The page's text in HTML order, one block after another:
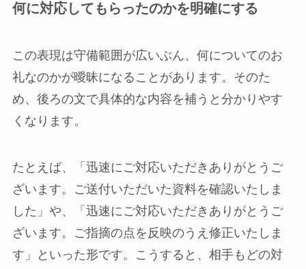
何に対応してもらったのかを明確にする
この表現は守備範囲が広いぶん、何についてのお
礼なのかが曖昧になることがあります。そのた
め、後ろの文で具体的な内容を補うと分かりやす
くなります。
たとえば、「迅速にご対応いただきありがとうご
ざいます。ご送付いただいた資料を確認いたしま
した」や、「迅速にご対応いただきありがとうご
ざいます。ご指摘の点を反映のうえ修正いたしま
す」といった形です。こうすると、相手もどの対